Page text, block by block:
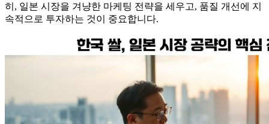
히, 일본 시장을 겨냥한 마케팅 전략을 세우고, 품질 개선에 지
속적으로 투자하는 것이 중요합니다.